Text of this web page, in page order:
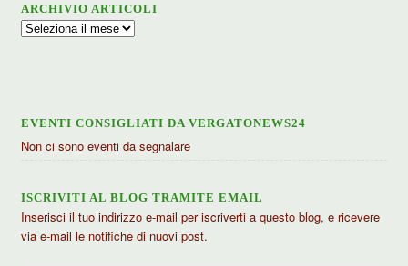
ARCHIVIO ARTICOLI
Archivio
EVENTI CONSIGLIATI DA VERGATONEWS24
Non ci sono eventi da segnalare
ISCRIVITI AL BLOG TRAMITE EMAIL
Inserisci il tuo indirizzo e-mail per iscriverti a questo blog, e ricevere
via e-mail le notifiche di nuovi post.